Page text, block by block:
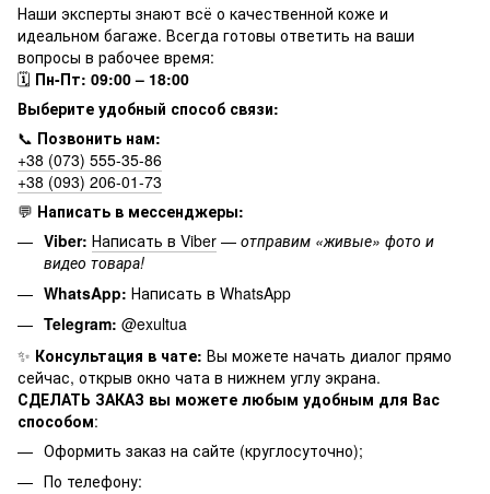
Наши эксперты знают всё о качественной коже и
идеальном багаже. Всегда готовы ответить на ваши
вопросы в рабочее время:
🗓 Пн-Пт: 09:00 – 18:00
Выберите удобный способ связи:
📞 Позвонить нам:
+38 (073) 555-35-86
+38 (093) 206-01-73
💬 Написать в мессенджеры:
Viber: Написать в Viber — отправим «живые» фото и
видео товара!
WhatsApp: Написать в WhatsApp
Telegram: @exultua
✨ Консультация в чате: Вы можете начать диалог прямо
сейчас, открыв окно чата в нижнем углу экрана.
СДЕЛАТЬ ЗАКАЗ вы можете любым удобным для Вас
способом:
Оформить заказ на сайте (круглосуточно);
По телефону: